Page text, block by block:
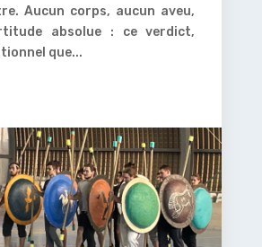
Aucun corps, aucun aveu,
absolue : ce verdict,
que...